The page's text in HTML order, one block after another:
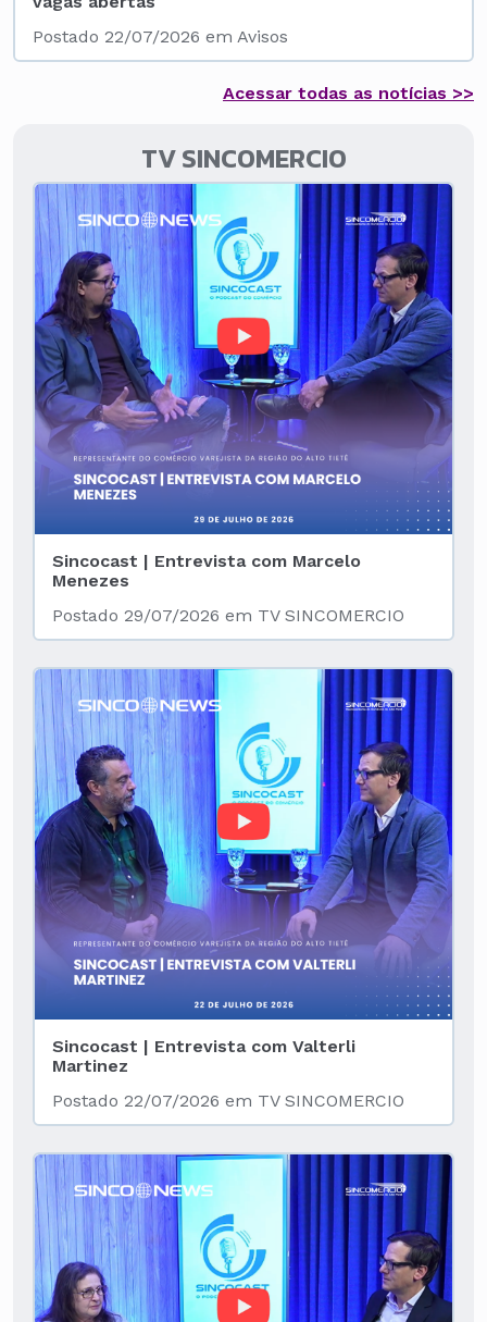
Postado 22/07/2026 em Avisos
Acessar todas as notícias >>
TV SINCOMERCIO
Sincocast | Entrevista com Marcelo
Menezes
Postado 29/07/2026 em TV SINCOMERCIO
Sincocast | Entrevista com Valterli
Martinez
Postado 22/07/2026 em TV SINCOMERCIO